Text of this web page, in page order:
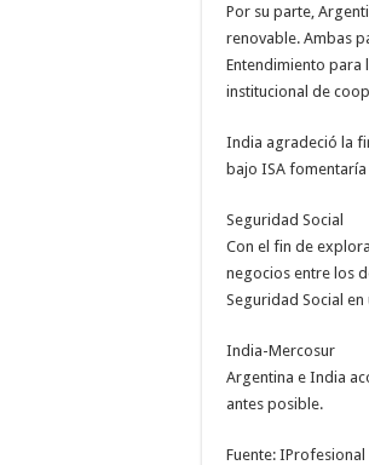
Por su parte,
renovable. Ambas
Entendimiento para
institucional de
India agradeció la
bajo ISA
Seguridad Social
Con el fin de
negocios entre los
Seguridad Social
India-Mercosur
Argentina e India
antes posible.
Fuente: IProfesional